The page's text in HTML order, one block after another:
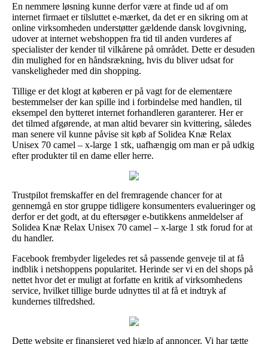
En nemmere løsning kunne derfor være at finde ud af om
internet firmaet er tilsluttet e-mærket, da det er en sikring om at
online virksomheden understøtter gældende dansk lovgivning,
udover at internet webshoppen fra tid til anden vurderes af
specialister der kender til vilkårene på området. Dette er desuden
din mulighed for en håndsrækning, hvis du bliver udsat for
vanskeligheder med din shopping.
Tillige er det klogt at køberen er på vagt for de elementære
bestemmelser der kan spille ind i forbindelse med handlen, til
eksempel den bytteret internet forhandleren garanterer. Her er
det tilmed afgørende, at man altid bevarer sin kvittering, således
man senere vil kunne påvise sit køb af Solidea Knæ Relax
Unisex 70 camel – x-large 1 stk, uafhængig om man er på udkig
efter produkter til en dame eller herre.
Trustpilot fremskaffer en del fremragende chancer for at
gennemgå en stor gruppe tidligere konsumenters evalueringer og
derfor er det godt, at du eftersøger e-butikkens anmeldelser af
Solidea Knæ Relax Unisex 70 camel – x-large 1 stk forud for at
du handler.
Facebook frembyder ligeledes ret så passende genveje til at få
indblik i netshoppens popularitet. Herinde ser vi en del shops på
nettet hvor det er muligt at forfatte en kritik af virksomhedens
service, hvilket tillige burde udnyttes til at få et indtryk af
kundernes tilfredshed.
Dette website er finansieret ved hjælp af annoncer. Vi har tætte